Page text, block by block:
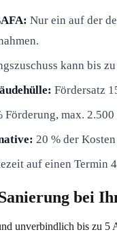
Nur ein auf der
kann bis
Fördersatz
Förderung, max.
20 % der
auf einen Termin
bei
unverbindlich bis zu 5